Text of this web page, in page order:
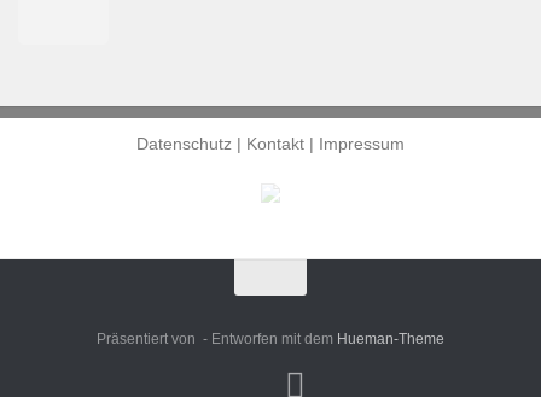
Datenschutz | Kontakt | Impressum
Präsentiert von - Entworfen mit dem Hueman-Theme